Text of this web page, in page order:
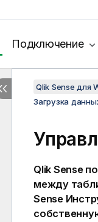
Подключение
Qlik Sense для
Загрузка
Qlik Sense
между
Sense